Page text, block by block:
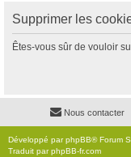
Supprimer les
Êtes-vous sûr de vouloir
Nous contacter
Développé parphpBB® Forum
Traduit parphpBB-fr.com